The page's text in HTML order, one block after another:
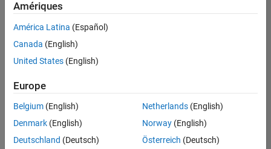
Enregistrer
sélectionnées
Les
descriptions
Amériques
América Latina (Español)
Canada (English)
United States (English)
Europe
Belgium (English)
Denmark (English)
Deutschland (Deutsch)
Netherlands(English)
Norway(English)
Österreich (Deutsch)